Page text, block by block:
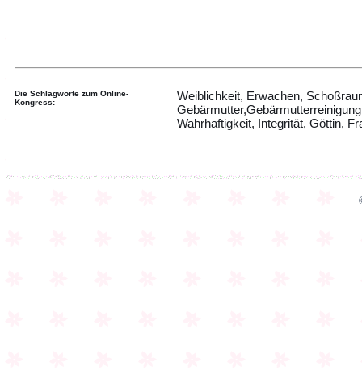
Die Schlagworte zum Online-
Kongress:
Weiblichkeit, Erwachen,
Wahrhaftigkeit, Integrität, Göttin,